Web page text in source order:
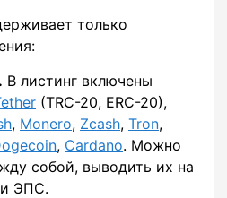
только
В листинг включены
(TRC-20, ERC-20),
, Monero, Zcash, Tron,
, Cardano. Можно
собой, выводить их на
и ЭПС.